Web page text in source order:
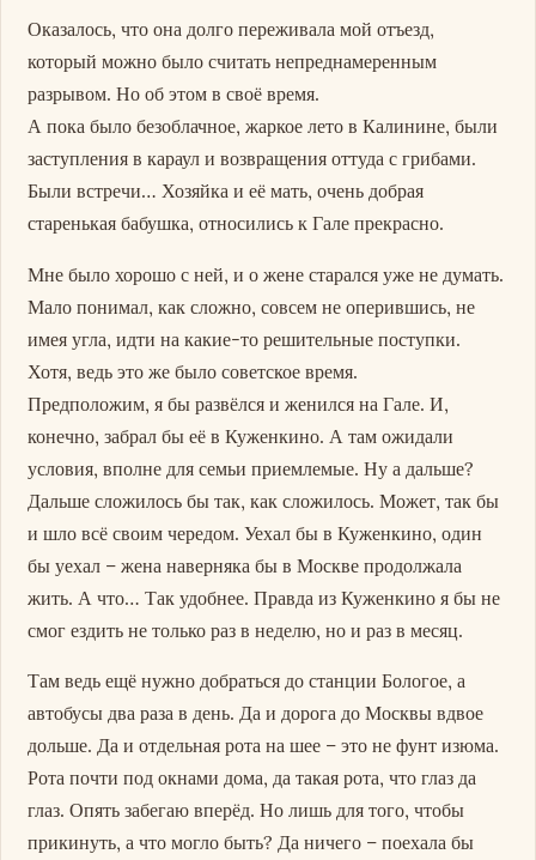
Оказалось, что она долго переживала мой отъезд,
который можно было считать непреднамеренным
разрывом. Но об этом в своё время.
А пока было безоблачное, жаркое лето в Калинине, были
заступления в караул и возвращения оттуда с грибами.
Были встречи… Хозяйка и её мать, очень добрая
старенькая бабушка, относились к Гале прекрасно.
Мне было хорошо с ней, и о жене старался уже не думать.
Мало понимал, как сложно, совсем не оперившись, не
имея угла, идти на какие-то решительные поступки.
Хотя, ведь это же было советское время.
Предположим, я бы развёлся и женился на Гале. И,
конечно, забрал бы её в Куженкино. А там ожидали
условия, вполне для семьи приемлемые. Ну а дальше?
Дальше сложилось бы так, как сложилось. Может, так бы
и шло всё своим чередом. Уехал бы в Куженкино, один
бы уехал – жена наверняка бы в Москве продолжала
жить. А что… Так удобнее. Правда из Куженкино я бы не
смог ездить не только раз в неделю, но и раз в месяц.
Там ведь ещё нужно добраться до станции Бологое, а
автобусы два раза в день. Да и дорога до Москвы вдвое
дольше. Да и отдельная рота на шее – это не фунт изюма.
Рота почти под окнами дома, да такая рота, что глаз да
глаз. Опять забегаю вперёд. Но лишь для того, чтобы
прикинуть, а что могло быть? Да ничего – поехала бы